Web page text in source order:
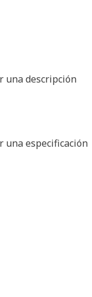
una descripción
una especificación